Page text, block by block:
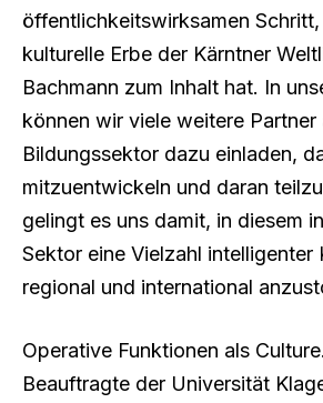
öffentlichkeitswirksamen
kulturelle Erbe der Kärntner
Bachmann zum Inhalt hat. In
können wir viele weitere Partner
Bildungssektor dazu einladen,
mitzuentwickeln und daran
gelingt es uns damit, in diesem
Sektor eine Vielzahl intelligenter
regional und international
Operative Funktionen als
Beauftragte der Universität